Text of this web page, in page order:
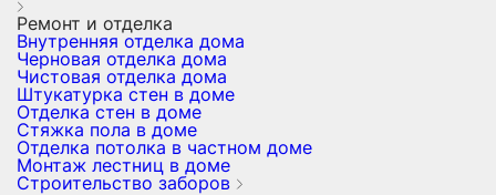
Ремонт и отделка
Внутренняя отделка дома
Черновая отделка дома
Чистовая отделка дома
Штукатурка стен в доме
Отделка стен в доме
Стяжка пола в доме
Отделка потолка в частном доме
Монтаж лестниц в доме
Строительство заборов